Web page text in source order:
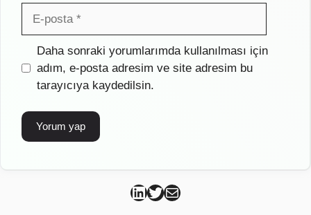
posta
İnternet
sitesi
Daha sonraki yorumlarımda kullanılması için
adım, e-posta adresim ve site adresim bu
tarayıcıya kaydedilsin.
Can Kütahya Linkedin
Can Kütahya Twitter
Can Kütahya Mail